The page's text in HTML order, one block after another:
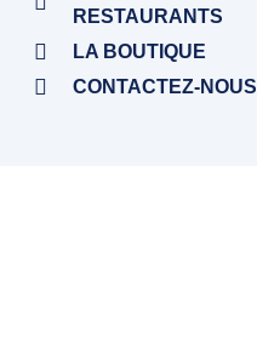
RESTAURANTS
LA BOUTIQUE
CONTACTEZ-NOUS